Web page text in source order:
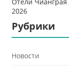
Отели
2026
Рубрики
Новости